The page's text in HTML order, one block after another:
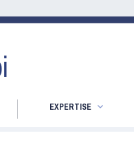
EXPERTISE